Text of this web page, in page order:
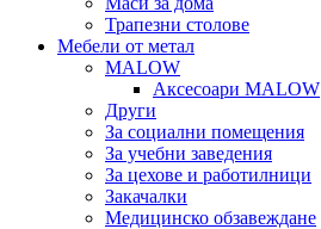
Трапезни столове
Мебели от метал
MALOW
Аксесоари MALOW
Други
За социални помещения
За учебни заведения
За цехове и работилници
Закачалки
Медицинско обзавеждане